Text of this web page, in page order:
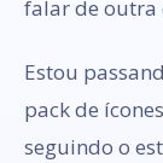
falar de outra
Estou
pack de
seguindo o